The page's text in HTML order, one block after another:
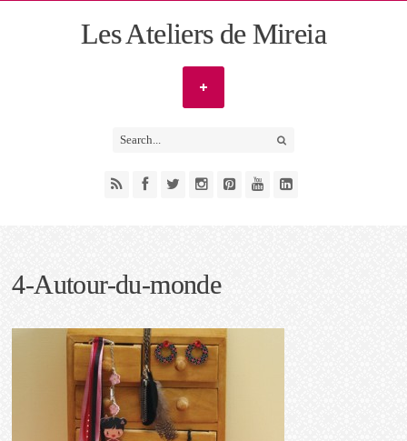
Les Ateliers de Mireia
4-Autour-du-monde